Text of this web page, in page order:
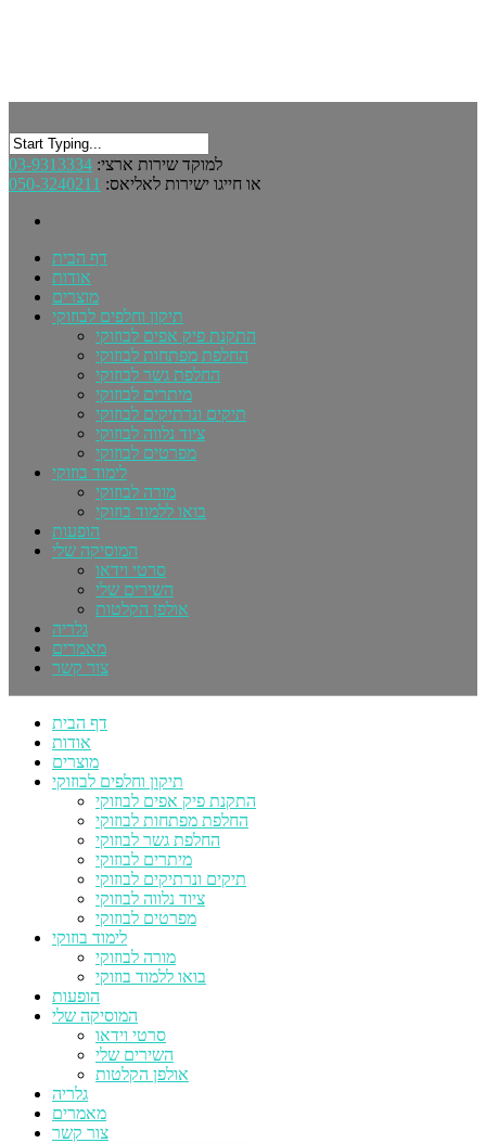
למוקד שירות ארצי: 03-9313334
או חייגו ישירות לאליאס: 050-3240211
דף הבית
אודות
מוצרים
תיקון וחלפים לבוזוקי
התקנת פיק אפים לבוזוקי
החלפת מפתחות לבוזוקי
החלפת גשר לבוזוקי
מיתרים לבוזוקי
תיקים ונרתיקים לבוזוקי
ציוד נלווה לבוזוקי
מפרטים לבוזוקי
לימוד בוזוקי
מורה לבוזוקי
בואו ללמוד בוזוקי
הופעות
המוסיקה שלי
סרטי וידאו
השירים שלי
אולפן הקלטות
גלריה
מאמרים
צור קשר
דף הבית
אודות
מוצרים
תיקון וחלפים לבוזוקי
התקנת פיק אפים לבוזוקי
החלפת מפתחות לבוזוקי
החלפת גשר לבוזוקי
מיתרים לבוזוקי
תיקים ונרתיקים לבוזוקי
ציוד נלווה לבוזוקי
מפרטים לבוזוקי
לימוד בוזוקי
מורה לבוזוקי
בואו ללמוד בוזוקי
הופעות
המוסיקה שלי
סרטי וידאו
השירים שלי
אולפן הקלטות
גלריה
מאמרים
צור קשר